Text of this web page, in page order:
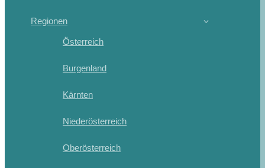
Regionen
Österreich
Burgenland
Kärnten
Niederösterreich
Oberösterreich